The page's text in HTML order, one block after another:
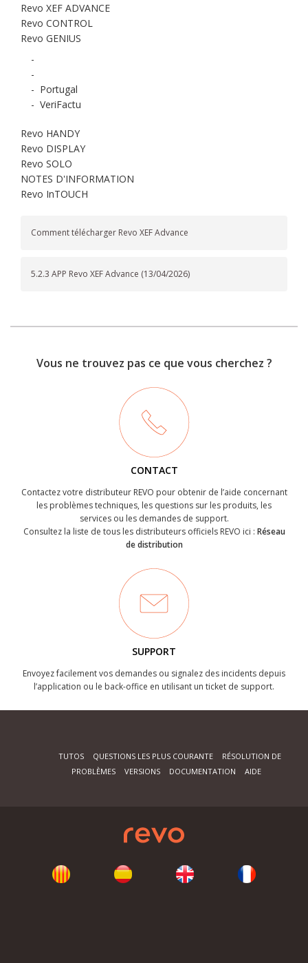
Revo XEF ADVANCE
Revo CONTROL
Revo GENIUS
-
-
- Portugal
- VeriFactu
Revo HANDY
Revo DISPLAY
Revo SOLO
NOTES D'INFORMATION
Revo InTOUCH
Comment télécharger Revo XEF Advance
5.2.3 APP Revo XEF Advance (13/04/2026)
Vous ne trouvez pas ce que vous cherchez ?
CONTACT
Contactez votre distributeur REVO pour obtenir de l’aide concernant
les problèmes techniques, les questions sur les produits, les
services ou les demandes de support.
Consultez la liste de tous les distributeurs officiels REVO ici : Réseau
de distribution
SUPPORT
Envoyez facilement vos demandes ou signalez des incidents depuis
l’application ou le back-office en utilisant un ticket de support.
TUTOS QUESTIONS LES PLUS COURANTE
RÉSOLUTION DE
PROBLÈMES
VERSIONS DOCUMENTATION AIDE